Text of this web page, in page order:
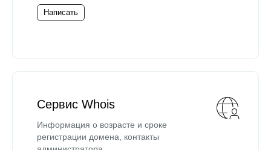
Написать
Сервис Whois
Информация о возрасте и сроке
регистрации домена, контакты